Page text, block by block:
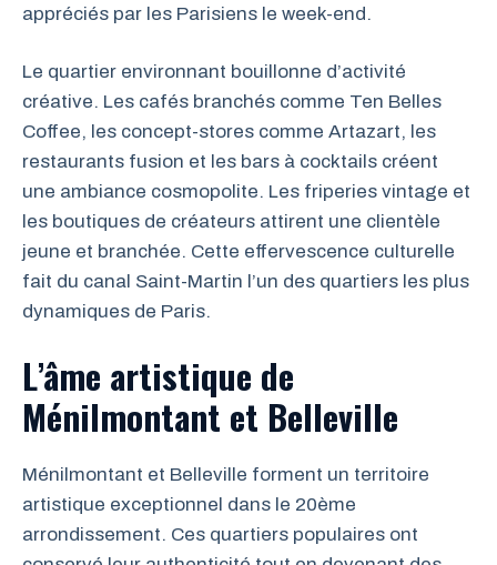
appréciés par les Parisiens le week-end.
Le quartier environnant bouillonne d’activité
créative. Les cafés branchés comme Ten Belles
Coffee, les concept-stores comme Artazart, les
restaurants fusion et les bars à cocktails créent
une ambiance cosmopolite. Les friperies vintage et
les boutiques de créateurs attirent une clientèle
jeune et branchée. Cette effervescence culturelle
fait du canal Saint-Martin l’un des quartiers les plus
dynamiques de Paris.
L’âme artistique de
Ménilmontant et Belleville
Ménilmontant et Belleville forment un territoire
artistique exceptionnel dans le 20ème
arrondissement. Ces quartiers populaires ont